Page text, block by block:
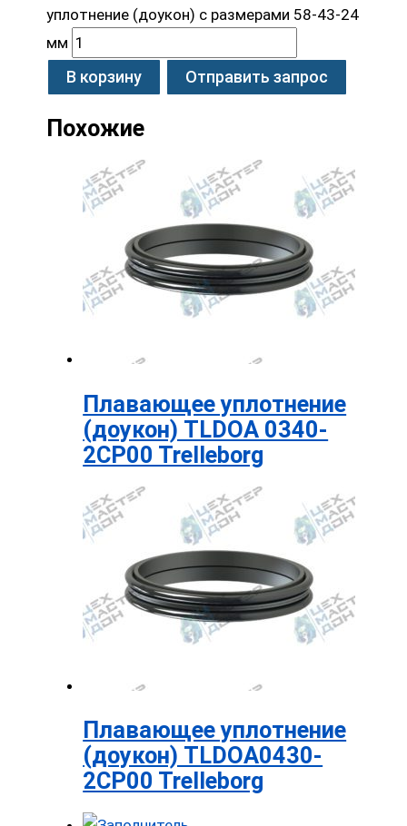
уплотнение (доукон) с размерами 58-43-24
мм
В корзину Отправить запрос
Похожие
Плавающее уплотнение
(доукон) TLDOA 0340-
2CP00 Trelleborg
Плавающее уплотнение
(доукон) TLDOA0430-
2CP00 Trelleborg